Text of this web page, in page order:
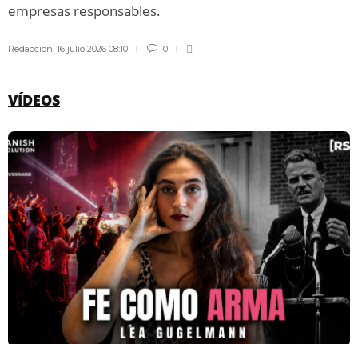
empresas responsables.
Redaccion, 16 julio 2026 08:10 0
VÍDEOS